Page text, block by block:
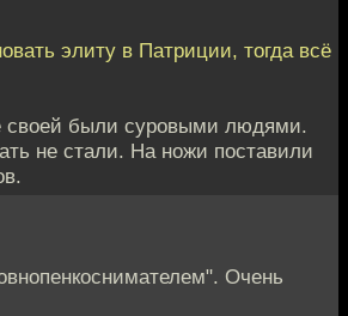
элиту в Патриции, тогда всё
своей были суровыми людями.
не стали. На ножи поставили
Очень